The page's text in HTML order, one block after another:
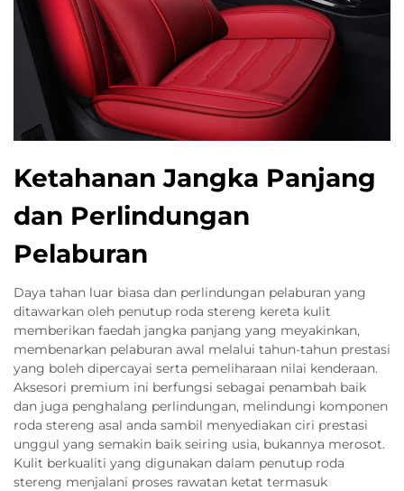
Ketahanan Jangka Panjang
dan Perlindungan
Pelaburan
Daya tahan luar biasa dan perlindungan pelaburan yang
ditawarkan oleh penutup roda stereng kereta kulit
memberikan faedah jangka panjang yang meyakinkan,
membenarkan pelaburan awal melalui tahun-tahun prestasi
yang boleh dipercayai serta pemeliharaan nilai kenderaan.
Aksesori premium ini berfungsi sebagai penambah baik
dan juga penghalang perlindungan, melindungi komponen
roda stereng asal anda sambil menyediakan ciri prestasi
unggul yang semakin baik seiring usia, bukannya merosot.
Kulit berkualiti yang digunakan dalam penutup roda
stereng menjalani proses rawatan ketat termasuk